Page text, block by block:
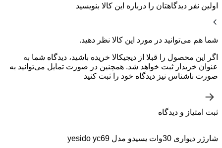
اولین نفر دیدگاهتان را درباره این کالا بنویسید
شما هم می‌توانید در مورد این کالا نظر دهید.
اگر این محصول را قبلا از دیجیکالا خریده باشید، دیدگاه شما به
عنوان خریدار ثبت خواهد شد. همچنین در صورت تمایل می‌توانید به
صورت ناشناس نیز دیدگاه خود را ثبت کنید
ثبت امتیاز و دیدگاه
شارژر دیواری 30وات یسیدو مدل yesido yc69